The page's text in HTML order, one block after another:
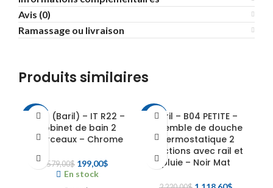
Avis (0)
Ramassage ou livraison
Produits similaires
-66%Jalo (Baril) – IT R22 –
Robinet de bain 2
morceaux – Chrome
579,00$ Le
prix
199,00$Le
En stock
-50%Baril – B04 PETITE –
Ensemble de douche
thermostatique 2
fonctions avec rail et
pluie – Noir Mat